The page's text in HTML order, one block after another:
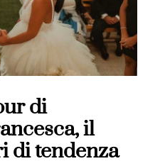
di
il
di tendenza